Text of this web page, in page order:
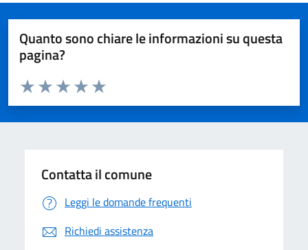
Quanto sono chiare le informazioni su questa
pagina?
Domanda
Valuta da 1 a 5 stelle la pagina
Valuta 5 stelle su 5
Valuta 4 stelle su 5
Valuta 3 stelle su 5
Valuta 2 stelle su 5
Valuta 1 stelle su 5
Contatta il comune
Leggi le domande frequenti
Richiedi assistenza